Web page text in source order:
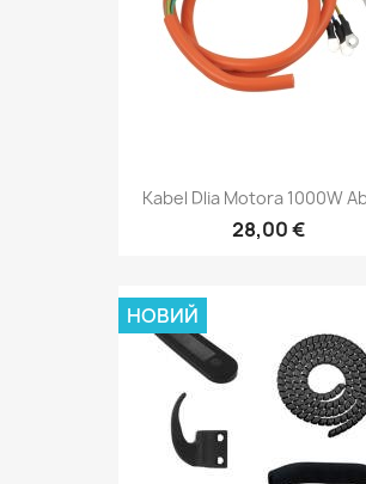
Kabel Dlia Motora 1000W
28,00 €
НОВИЙ